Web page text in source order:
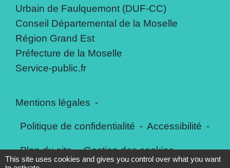
Urbain de Faulquemont (DUF-CC)
Conseil Départemental de la Moselle
Région Grand Est
Préfecture de la Moselle
Service-public.fr
Mentions légales -
Politique de confidentialité - Accessibilité -
Plan du site - Gestion des cookies
This site uses cookies and gives you control over what you want